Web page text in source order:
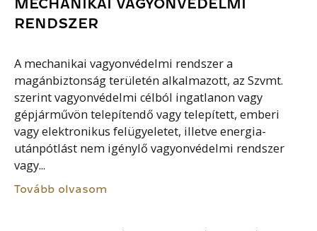
MECHANIKAI VAGYONVÉDELMI
RENDSZER
A mechanikai vagyonvédelmi rendszer a
magánbiztonság területén alkalmazott, az Szvmt.
szerint vagyonvédelmi célból ingatlanon vagy
gépjárművön telepítendő vagy telepített, emberi
vagy elektronikus felügyeletet, illetve energia-
utánpótlást nem igénylő vagyonvédelmi rendszer
vagy...
Tovább olvasom